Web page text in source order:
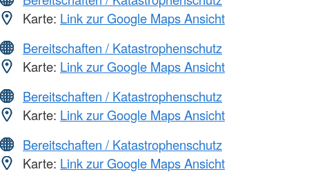
Karte: Link zur Google Maps Ansicht
Bereitschaften / Katastrophenschutz
Karte: Link zur Google Maps Ansicht
Bereitschaften / Katastrophenschutz
Karte: Link zur Google Maps Ansicht
Bereitschaften / Katastrophenschutz
Karte: Link zur Google Maps Ansicht